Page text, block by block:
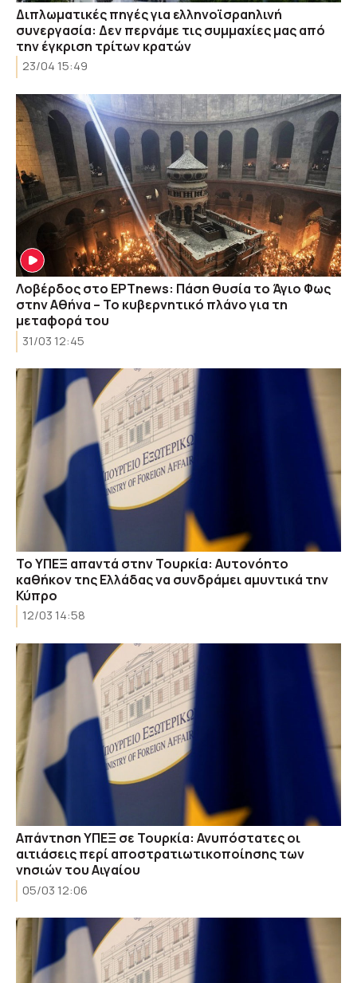
Διπλωματικές πηγές για ελληνοϊσραηλινή
συνεργασία: Δεν περνάμε τις συμμαχίες μας από
την έγκριση τρίτων κρατών
23/04 15:49
Λοβέρδος στο ΕΡΤnews: Πάση θυσία το Άγιο Φως
στην Αθήνα – Το κυβερνητικό πλάνο για τη
μεταφορά του
31/03 12:45
Το ΥΠΕΞ απαντά στην Τουρκία: Αυτονόητο
καθήκον της Ελλάδας να συνδράμει αμυντικά την
Κύπρο
12/03 14:58
Απάντηση ΥΠΕΞ σε Τουρκία: Ανυπόστατες οι
αιτιάσεις περί αποστρατιωτικοποίησης των
νησιών του Αιγαίου
05/03 12:06